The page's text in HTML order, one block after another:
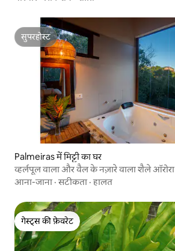
सुपरहोस्ट
सुपरहोस्ट
Palmeiras में मिट्टी का घर
व्हर्लपूल वाला और वैल के नज़ारे वाला शैले ऑरोरा
आना-जाना ·सटीकता ·हालत
गेस्ट्स की फ़ेवरेट
गेस्ट्स की फ़ेवरेट